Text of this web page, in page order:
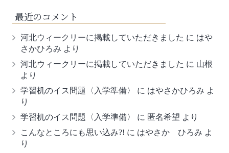
最近のコメント
河北ウィークリーに掲載していただきました に はや
さかひろみ より
河北ウィークリーに掲載していただきました に 山根
より
学習机のイス問題〈入学準備〉
に はやさかひろみ よ
り
学習机のイス問題〈入学準備〉
に 匿名希望 より
こんなところにも思い込み?! に はやさか ひろみ よ
り